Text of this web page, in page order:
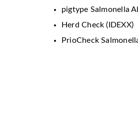
pigtype Salmonella
Herd Check (IDEXX)
PrioCheck